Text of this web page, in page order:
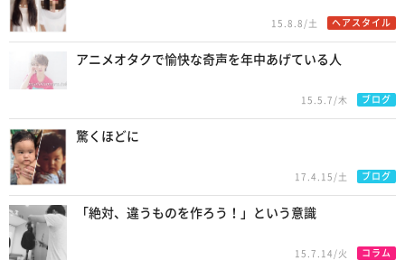
15.8.8/土 ヘアスタイル
アニメオタクで愉快な奇声を年中あげている人
15.5.7/木 ブログ
驚くほどに
17.4.15/土 ブログ
「絶対、違うものを作ろう！」という意識
15.7.14/火 コラム